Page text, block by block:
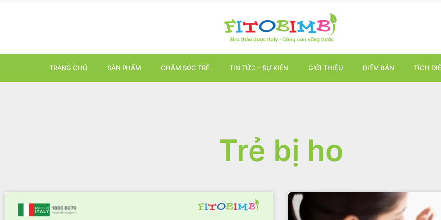
TRANG CHỦ SẢN PHẨM CHĂM SÓC TRẺ TIN TỨC – SỰ KIỆN GIỚI THIỆU ĐIỂM BÁN TÍCH
Trẻ bị ho